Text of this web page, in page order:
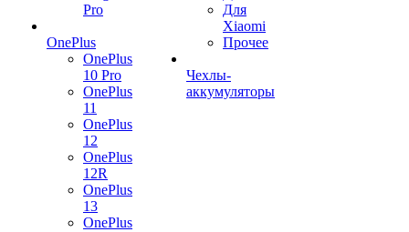
Pro
OnePlus
OnePlus
10 Pro
OnePlus
11
OnePlus
12
OnePlus
12R
OnePlus
13
OnePlus
Для
Xiaomi
Прочее
Чехлы-
аккумуляторы